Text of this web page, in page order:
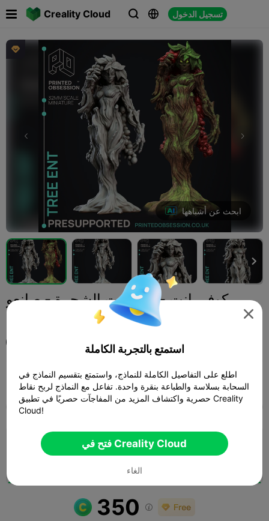
Creality Cloud   تسجيل الدخول
 

ابحث عن أشباهها

كوفي إنت - أنثى إنت الشجرة - صانعو
جرعات الغوبلن
Printed Obsession
Print Settings (1)  إضافة مجسمات مصغرة  أخرى
الجميع
350 

استمتع بالتجربة الكاملة
اطلع على التفاصيل الكاملة للنماذج، واستمتع بتقسيم النماذج في
السحابة بسلاسة والطباعة بنقرة واحدة. تفاعل مع النماذج لربح نقاط
حصرية واكتشاف المزيد من المفاجآت حصريًا في تطبيق Creality
Cloud!
فتح في Creality Cloud
الغاء